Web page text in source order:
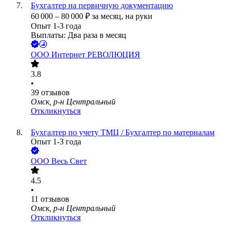
Бухгалтер на первичную документацию
60 000 – 80 000 ₽ за месяц, на руки
Опыт 1-3 года
Выплаты: Два раза в месяц
ООО Интернет РЕВОЛЮЦИЯ
3.8
•
39 отзывов
Омск, р-н Центральный
Откликнуться
Бухгалтер по учету ТМЦ / Бухгалтер по материалам
Опыт 1-3 года
ООО Весь Свет
4.5
•
11 отзывов
Омск, р-н Центральный
Откликнуться